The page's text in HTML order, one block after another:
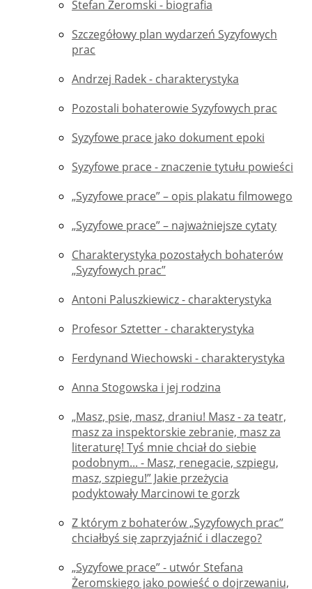
Stefan Żeromski - biografia
Szczegółowy plan wydarzeń Syzyfowych
prac
Andrzej Radek - charakterystyka
Pozostali bohaterowie Syzyfowych prac
Syzyfowe prace jako dokument epoki
Syzyfowe prace - znaczenie tytułu powieści
„Syzyfowe prace” – opis plakatu filmowego
„Syzyfowe prace” – najważniejsze cytaty
Charakterystyka pozostałych bohaterów
„Syzyfowych prac”
Antoni Paluszkiewicz - charakterystyka
Profesor Sztetter - charakterystyka
Ferdynand Wiechowski - charakterystyka
Anna Stogowska i jej rodzina
„Masz, psie, masz, draniu! Masz - za teatr,
masz za inspektorskie zebranie, masz za
literaturę! Tyś mnie chciał do siebie
podobnym... - Masz, renegacie, szpiegu,
masz, szpiegu!” Jakie przeżycia
podyktowały Marcinowi te gorzk
Z którym z bohaterów „Syzyfowych prac”
chciałbyś się zaprzyjaźnić i dlaczego?
„Syzyfowe prace” - utwór Stefana
Żeromskiego jako powieść o dojrzewaniu,